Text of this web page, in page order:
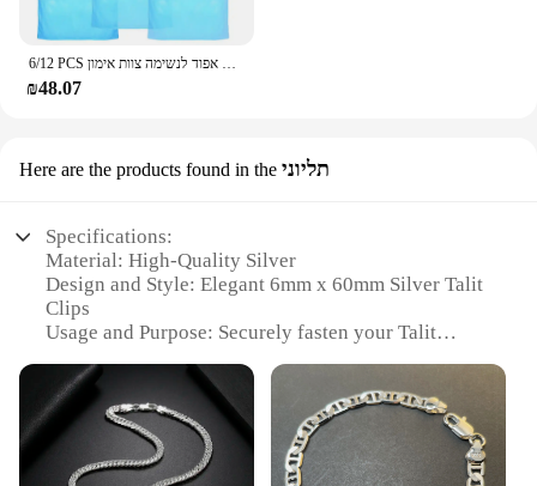
6/12 PCS מבוגרים ילדי כדורגל אפוד אימון כדורגל חולצות גופיות עיסוק תגרה ספורט אפוד לנשימה צוות אימון
₪48.07
Here are the products found in the תליוני
Specifications:
Material: High-Quality Silver
Design and Style: Elegant 6mm x 60mm Silver Talit
Clips
Usage and Purpose: Securely fasten your Talit
Typical Adaptive Scenario: Synagogue, Religious
Ceremonies, Prayer Services
Shape or Size or Weight or Quantity: 6mm x 60mm,
10-Pack Set
Performance and Property: Durable, Rust-Resistant,